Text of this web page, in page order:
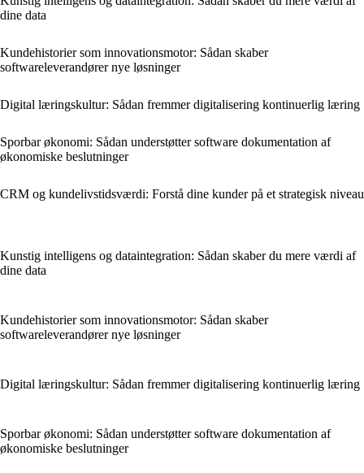
dine data
Kundehistorier som innovationsmotor: Sådan skaber
softwareleverandører nye løsninger
Digital læringskultur: Sådan fremmer digitalisering kontinuerlig læring
Sporbar økonomi: Sådan understøtter software dokumentation af
økonomiske beslutninger
CRM og kundelivstidsværdi: Forstå dine kunder på et strategisk niveau
Kunstig intelligens og dataintegration: Sådan skaber du mere værdi af
dine data
Kundehistorier som innovationsmotor: Sådan skaber
softwareleverandører nye løsninger
Digital læringskultur: Sådan fremmer digitalisering kontinuerlig læring
Sporbar økonomi: Sådan understøtter software dokumentation af
økonomiske beslutninger